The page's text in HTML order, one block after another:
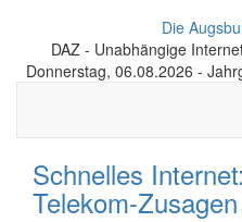
Die
DAZ - Unabhängige
Donnerstag, 06.08.2026 -
Schnelles
Telekom-